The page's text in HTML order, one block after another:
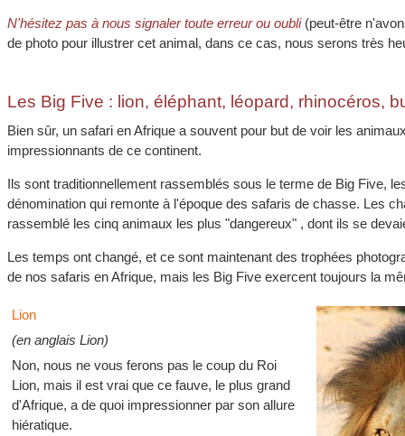
N'hésitez pas à nous signaler toute erreur ou oubli (peut-être
de photo pour illustrer cet animal, dans ce cas, nous serons très
Les Big Five : lion, éléphant, léopard, rhinocéros,
Bien sûr, un safari en Afrique a souvent pour but de voir les
impressionnants de ce continent.
Ils sont traditionnellement rassemblés sous le terme de Big Five,
dénomination qui remonte à l'époque des safaris de chasse. Les
rassemblé les cinq animaux les plus "dangereux" , dont ils se
Les temps ont changé, et ce sont maintenant des trophées
de nos safaris en Afrique, mais les Big Five exercent toujours la
Lion
(en anglais Lion)
Non, nous ne vous ferons pas le coup du Roi
Lion, mais il est vrai que ce fauve, le plus grand
d'Afrique, a de quoi impressionner par son allure
hiératique.